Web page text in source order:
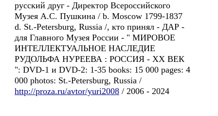
русский друг - Директор Всероссийского
Музея А.С. Пушкина / b. Moscow 1799-1837
d. St.-Petersburg, Russia /, кто принял - ДАР -
для Главного Музея России - " МИРОВОЕ
ИНТЕЛЛЕКТУАЛЬНОЕ НАСЛЕДИЕ
РУДОЛЬФА НУРЕЕВА : РОССИЯ - ХХ ВЕК
": DVD-1 и DVD-2: 1-35 books: 15 000 pages: 4
000 photos: St.-Petersburg, Russia /
http://proza.ru/avtor/yuri2008 / 2006 - 2024